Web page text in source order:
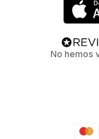
No hemos